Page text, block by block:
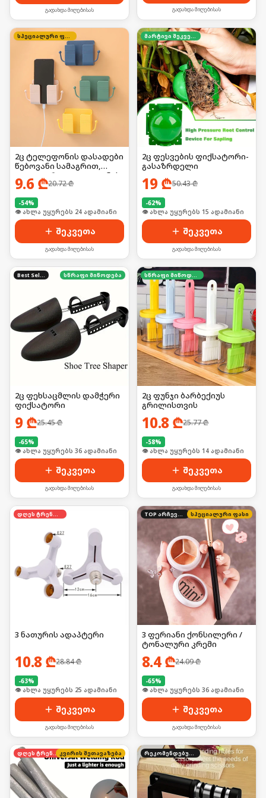
გადახდა მიღებისას გადახდა მიღებისას
სპეციალური ფასი
2ც ტელეფონის დასადები
წებოვანი სამაგრით,
იდეალურია ტელეფონის
დასატენად
9.6 ₾20.72₾
-54%
🛒 ბოლო 24სთ-ში იყიდა 31-მა
შეკვეთა
გადახდა მიღებისას
მარტივი შეკვეთა
2ც ფესვების ფიქსატორი-
გასაზრდელი
19 ₾50.43₾
-62%
🛒 ბოლო 24სთ-ში იყიდა 23-მა
შეკვეთა
გადახდა მიღებისას
Best Seller სწრაფი მიწოდება
2ც ფეხსაცმლის დამჭერი
ფიქსატორი
9 ₾25.45₾
-65%
🛒 ბოლო 24სთ-ში იყიდა 48-მა
შეკვეთა
გადახდა მიღებისას
სწრაფი მიწოდება
2ც ფუნჯი ბარბექიუს
გრილისთვის
10.8 ₾25.77₾
-58%
🛒 ბოლო 24სთ-ში იყიდა 18-მა
შეკვეთა
გადახდა მიღებისას
დღეს ტრენდში
3 ნათურის ადაპტერი
10.8 ₾28.84₾
-63%
🛒 ბოლო 24სთ-ში იყიდა 39-მა
შეკვეთა
გადახდა მიღებისას
TOP არჩევანი სპეციალური ფასი
3 ფერიანი ქონსილერი /
ტონალური კრემი
8.4₾24.09₾
-65%
🛒 ბოლო 24სთ-ში იყიდა 54-მა
შეკვეთა
გადახდა მიღებისას
დღეს ტრენდში კვირის შეთავაზება რეკომენდებული